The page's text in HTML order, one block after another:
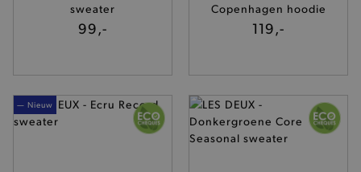
sweater
99,-
Copenhagen hoodie
119,-
— Nieuw